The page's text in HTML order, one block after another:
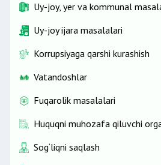
Uy-joy, yer va kommunal
Uy-joy ijara masalalari
Korrupsiyaga qarshi kurashish
Vatandoshlar
Fuqarolik masalalari
Huquqni muhozafa qiluvchi
Sog‘liqni saqlash